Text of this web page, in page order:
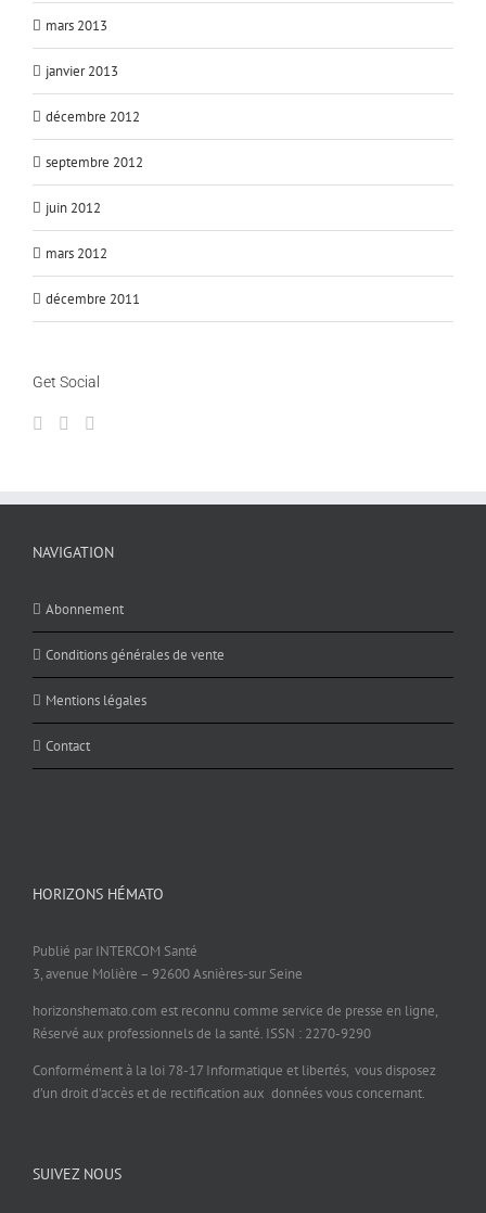
mars 2013
janvier 2013
décembre 2012
septembre 2012
juin 2012
mars 2012
décembre 2011
Get Social
NAVIGATION
Abonnement
Conditions générales de vente
Mentions légales
Contact
HORIZONS HÉMATO
Publié par INTERCOM Santé
3, avenue Molière – 92600 Asnières-sur Seine
horizonshemato.com est reconnu comme service de presse en ligne,
Réservé aux professionnels de la santé. ISSN : 2270-9290
Conformément à la loi 78-17 Informatique et libertés, vous disposez
d’un droit d’accès et de rectification aux données vous concernant.
SUIVEZ NOUS